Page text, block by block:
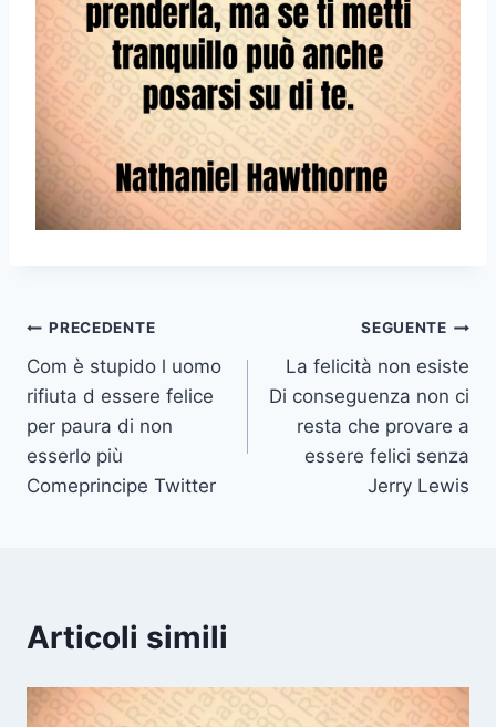
Navigazione
articoli
PRECEDENTE
Com è stupido l uomo
rifiuta d essere felice
per paura di non
esserlo più
Comeprincipe Twitter
SEGUENTE
La felicità non esiste
Di conseguenza non ci
resta che provare a
essere felici senza
Jerry Lewis
Articoli simili